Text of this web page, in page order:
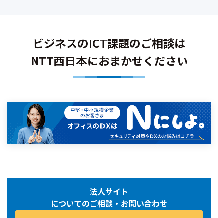
ビジネスのICT課題のご相談は
NTT西日本におまかせください
法人サイト
についてのご相談・お問い合わせ